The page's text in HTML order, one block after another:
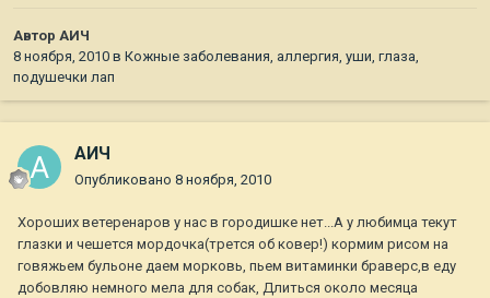
Автор АИЧ
8 ноября, 2010 в Кожные заболевания, аллергия, уши, глаза,
подушечки лап
АИЧ
Опубликовано 8 ноября, 2010
Хороших ветеренаров у нас в городишке нет...А у любимца текут
глазки и чешется мордочка(трется об ковер!) кормим рисом на
говяжьем бульоне даем морковь, пьем витаминки браверс,в еду
добовляю немного мела для собак, Длиться около месяца